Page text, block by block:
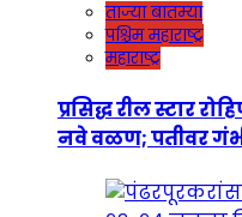
ताज्या बातम्या
पश्चिम महाराष्ट्र
महाराष्ट्र
प्रसिद्ध रील स्टार
नवे वळण; पतीवर